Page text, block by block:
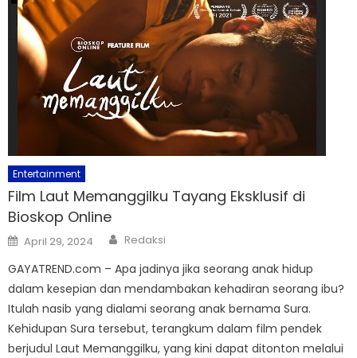
Entertainment
Film Laut Memanggilku Tayang Eksklusif di
Bioskop Online
Posted
on
April 29, 2024 Author
Redaksi
GAYATREND.com – Apa jadinya jika seorang anak hidup
dalam kesepian dan mendambakan kehadiran seorang ibu?
Itulah nasib yang dialami seorang anak bernama Sura.
Kehidupan Sura tersebut, terangkum dalam film pendek
berjudul Laut Memanggilku, yang kini dapat ditonton melalui